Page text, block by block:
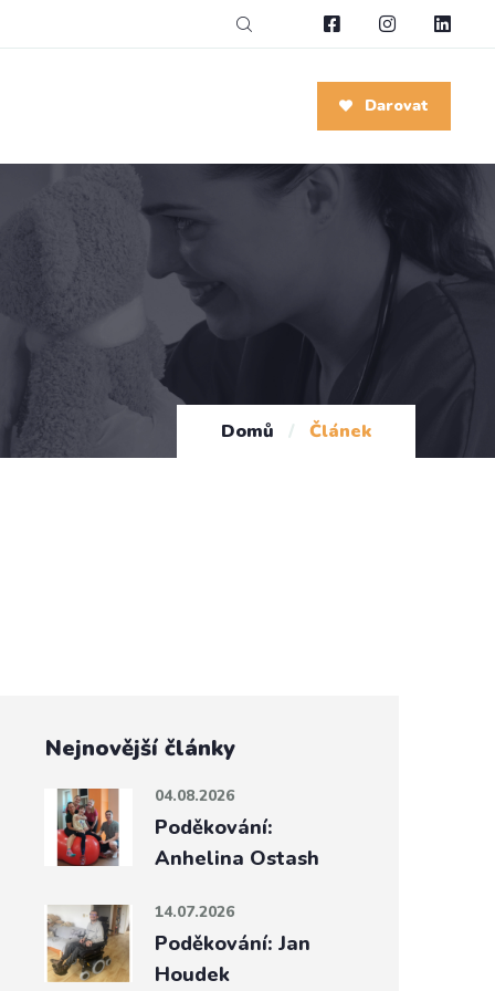
Darovat
Domů / Článek
Nejnovější články
04.08.2026
Poděkování:
Anhelina Ostash
14.07.2026
Poděkování: Jan
Houdek